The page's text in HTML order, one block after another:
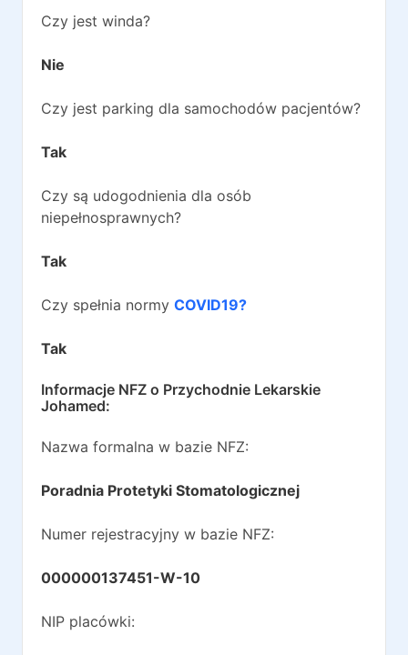
Czy jest winda?
Nie
Czy jest parking dla samochodów pacjentów?
Tak
Czy są udogodnienia dla osób
niepełnosprawnych?
Tak
Czy spełnia normy COVID19?
Tak
Informacje NFZ o Przychodnie Lekarskie
Johamed:
Nazwa formalna w bazie NFZ:
Poradnia Protetyki Stomatologicznej
Numer rejestracyjny w bazie NFZ:
000000137451-W-10
NIP placówki: